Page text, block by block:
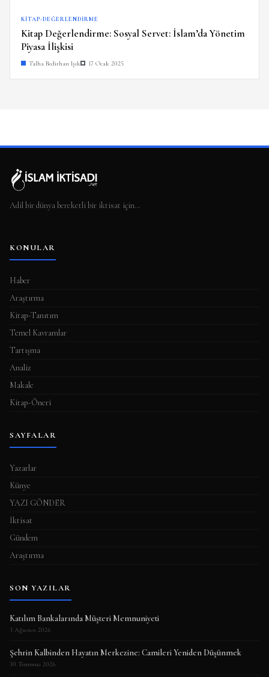
KITAP-DEĞERLENDIRME
Kitap Değerlendirme: Sosyal Servet: İslam’da Yönetim
Piyasa İlişkisi
Talha Bedirhan Işık 17 Ocak 2025
Adil bir dünya bereketli bir iktisat için…
KONULAR
Haber
Araştırma
Kitap-Tanıtım
Temel Kavramlar
Tartışma
Analiz
Makale
Kitap-Öneri
SAYFALAR
Yazarlar
Künye
YAZI GÖNDER
İktisat
Gündem
Araştırma
SON YAZILAR
Katılım Bankalarında Müşteri Memnuniyeti
3 Ağustos 2026
Şehrin Kalbinden Hayatın Merkezine: Camileri Yeniden Düşünmek
30 Temmuz 2026